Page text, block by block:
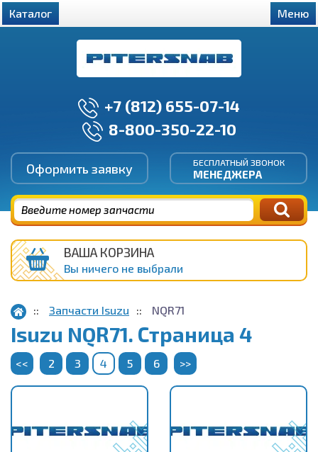
+7 (812) 655-07-14
8-800-350-22-10
Оформить заявку БЕСПЛАТНЫЙ ЗВОНОК
МЕНЕДЖЕРА
Каталог Меню
ВАША КОРЗИНА
Вы ничего не выбрали
Запчасти Isuzu NQR71
Isuzu NQR71. Страница 4
<< 2 3 4 5 6 >>